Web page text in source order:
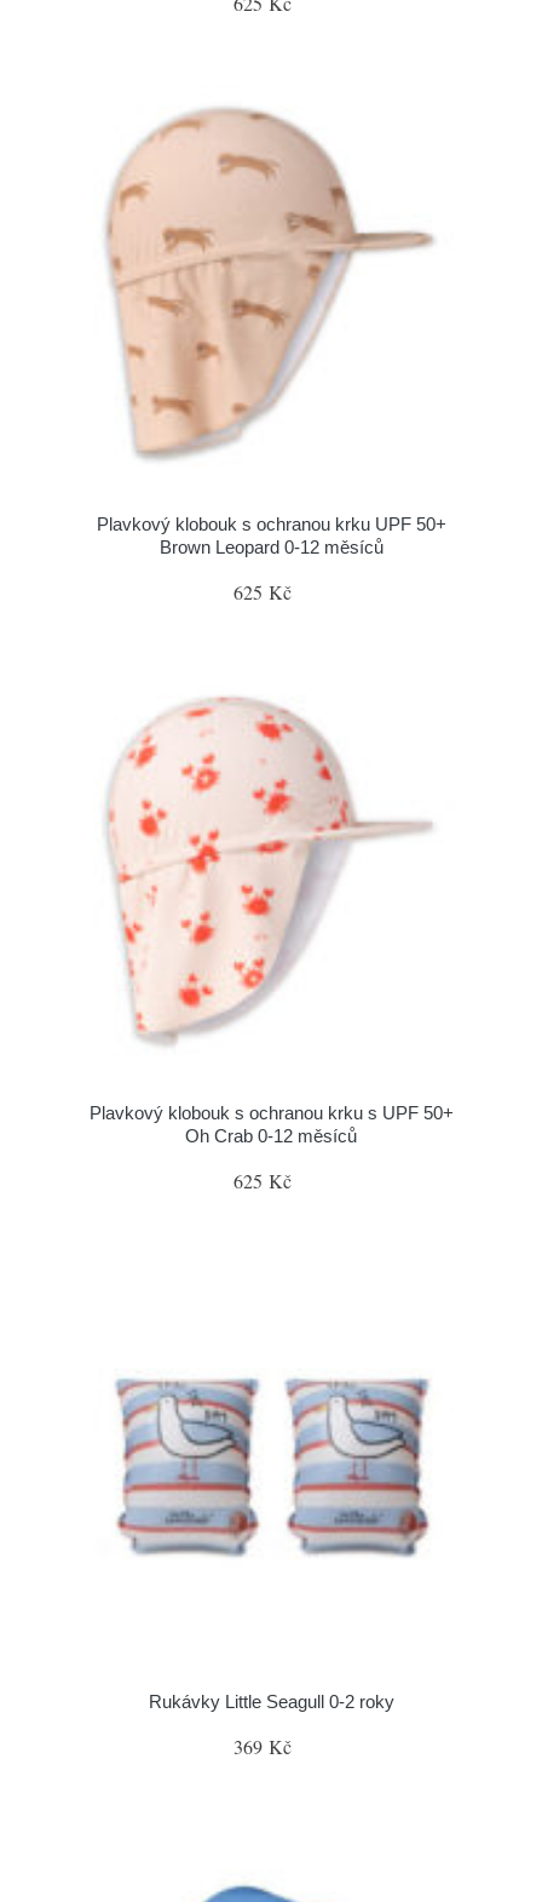
Plavkový klobouk s ochranou krku UPF 50+
Brown Leopard 0-12 měsíců
625 Kč
Plavkový klobouk s ochranou krku s UPF 50+
Oh Crab 0-12 měsíců
625 Kč
Rukávky Little Seagull 0-2 roky
369 Kč